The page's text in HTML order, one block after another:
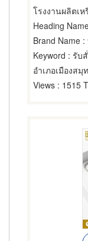
โรงงานผลิตเ
Heading
Brand Name :
Keyword : รับ
อำเภอเมืองสมุ
Views : 1515